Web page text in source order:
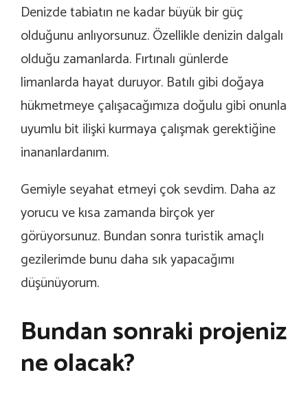
Denizde tabiatın ne kadar büyük bir güç
olduğunu anlıyorsunuz. Özellikle denizin dalgalı
olduğu zamanlarda. Fırtınalı günlerde
limanlarda hayat duruyor. Batılı gibi doğaya
hükmetmeye çalışacağımıza doğulu gibi onunla
uyumlu bit ilişki kurmaya çalışmak gerektiğine
inananlardanım.
Gemiyle seyahat etmeyi çok sevdim. Daha az
yorucu ve kısa zamanda birçok yer
görüyorsunuz. Bundan sonra turistik amaçlı
gezilerimde bunu daha sık yapacağımı
düşünüyorum.
Bundan sonraki projeniz
ne olacak?